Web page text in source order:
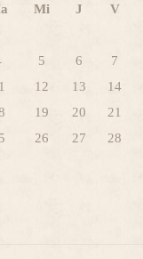
Mi J V
5 6 7
12 13 14
19 20 21
26 27 28